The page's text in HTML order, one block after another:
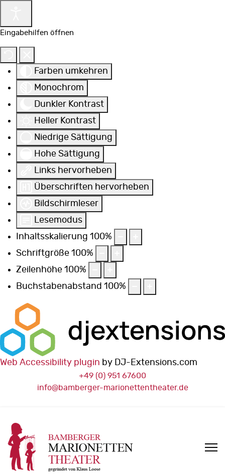
Eingabehilfen öffnen
Farben umkehren
Monochrom
Dunkler Kontrast
Heller Kontrast
Niedrige Sättigung
Hohe Sättigung
Links hervorheben
Überschriften hervorheben
Bildschirmleser
Lesemodus
Inhaltsskalierung 100%
Schriftgröße 100%
Zeilenhöhe 100%
Buchstabenabstand 100%
Web Accessibility plugin by DJ-Extensions.com
+49 (0) 951 67600
info@bamberger-marionettentheater.de